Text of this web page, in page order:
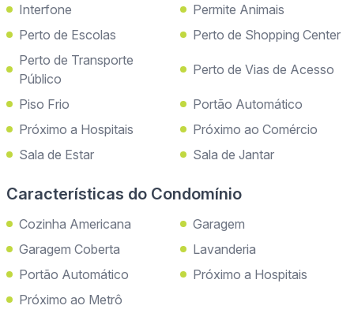
Interfone
Permite Animais
Perto de Escolas
Perto de Shopping Center
Perto de Transporte
Público
Perto de Vias de Acesso
Piso Frio
Portão Automático
Próximo a Hospitais
Próximo ao Comércio
Sala de Estar
Sala de Jantar
Características do Condomínio
Cozinha Americana
Garagem
Garagem Coberta
Lavanderia
Portão Automático
Próximo a Hospitais
Próximo ao Metrô